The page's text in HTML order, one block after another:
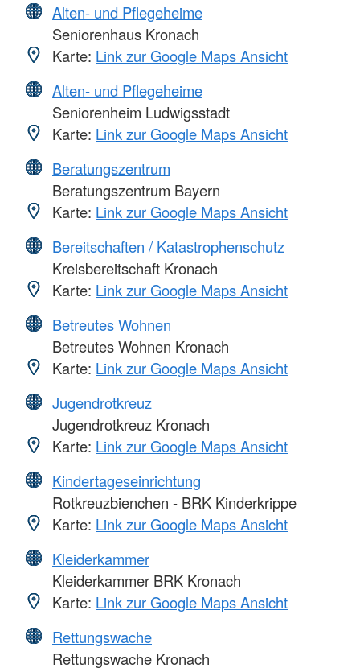
Alten- und Pflegeheime
Seniorenhaus Kronach
Karte: Link zur Google Maps Ansicht
Alten- und Pflegeheime
Seniorenheim Ludwigsstadt
Karte: Link zur Google Maps Ansicht
Beratungszentrum
Beratungszentrum Bayern
Karte: Link zur Google Maps Ansicht
Bereitschaften / Katastrophenschutz
Kreisbereitschaft Kronach
Karte: Link zur Google Maps Ansicht
Betreutes Wohnen
Betreutes Wohnen Kronach
Karte: Link zur Google Maps Ansicht
Jugendrotkreuz
Jugendrotkreuz Kronach
Karte: Link zur Google Maps Ansicht
Kindertageseinrichtung
Rotkreuzbienchen - BRK Kinderkrippe
Karte: Link zur Google Maps Ansicht
Kleiderkammer
Kleiderkammer BRK Kronach
Karte: Link zur Google Maps Ansicht
Rettungswache
Rettungswache Kronach